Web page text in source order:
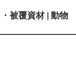
被覆資材 | 動物